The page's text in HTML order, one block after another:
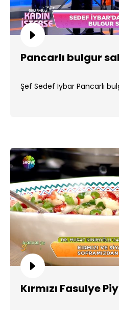
Pancarlı bulgur
Şef Sedef İybar Pancarlı
Kırmızı Fasulye